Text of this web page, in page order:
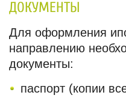
ДОКУМЕНТЫ
Для оформления
направлению
документы:
паспорт (копии